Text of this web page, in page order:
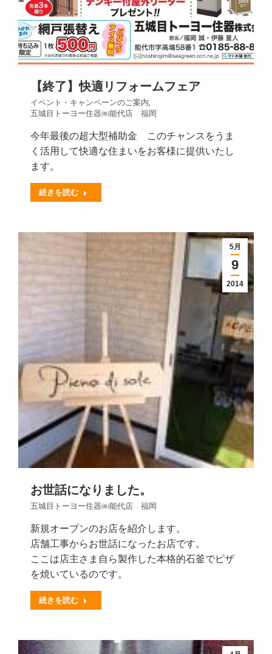
【終了】快適リフォームフェア
イベント・キャンペーンのご案内,
五城目トーヨー住器㈱能代店 福岡
今年最後の超大型補助金 このチャンスをうま
く活用して快適な住まいをお客様に提供いたし
ます。
続きを読む
5月
9
2014
お世話になりました。
五城目トーヨー住器㈱能代店 福岡
新規オープンのお店を紹介します。
店舗工事からお世話になったお店です。
ここは店主さま自ら製作した本格的石釜でピザ
を焼いているのです。
続きを読む